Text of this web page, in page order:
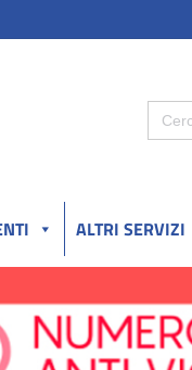
Search
for:
ALTRI SERVIZI